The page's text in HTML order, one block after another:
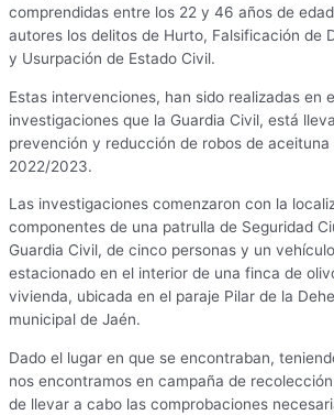
comprendidas entre los 22 y 46 años de
autores los delitos de Hurto, Falsificación de
y Usurpación de Estado Civil.
Estas intervenciones, han sido realizadas en
investigaciones que la Guardia Civil, está
prevención y reducción de robos de aceituna
2022/2023.
Las investigaciones comenzaron con la
componentes de una patrulla de Seguridad
Guardia Civil, de cinco personas y un
estacionado en el interior de una finca de
vivienda, ubicada en el paraje Pilar de la
municipal de Jaén.
Dado el lugar en que se encontraban,
nos encontramos en campaña de
de llevar a cabo las comprobaciones